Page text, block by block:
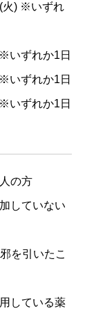
火) ※いずれ
いずれか1日
いずれか1日
いずれか1日
の方
していない
を引いたこ
している薬